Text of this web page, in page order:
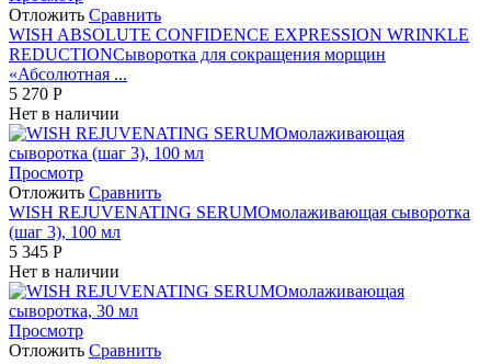
Отложить Сравнить
WISH ABSOLUTE CONFIDENCE EXPRESSION WRINKLE
REDUCTIONСыворотка для сокращения морщин
«Абсолютная ...
5 270 Р
Нет в наличии
Просмотр
Отложить Сравнить
WISH REJUVENATING SERUMОмолаживающая сыворотка
(шаг 3), 100 мл
5 345 Р
Нет в наличии
Просмотр
Отложить Сравнить